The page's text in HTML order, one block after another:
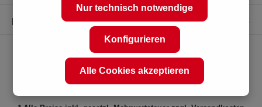
Informationen
Nur technisch notwendige
Konfigurieren
Alle Cookies akzeptieren